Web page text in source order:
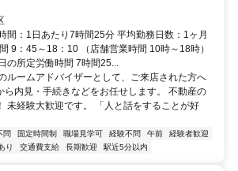
間：1日あたり7時間25分 平均勤務日数：1ヶ月
9：45～18：10 （店舗営業時間 10時～18時）
の所定労働時間 7時間25...
ルームアドバイザーとして、ご来店された方へ
ら内見・手続きなどをお任せします。 不動産の
未経験大歓迎です。 「人と話をすることが好
問 固定時間制 職場見学可 経験不問 午前
経験者歓迎
り 交通費支給 長期歓迎 駅近5分以内